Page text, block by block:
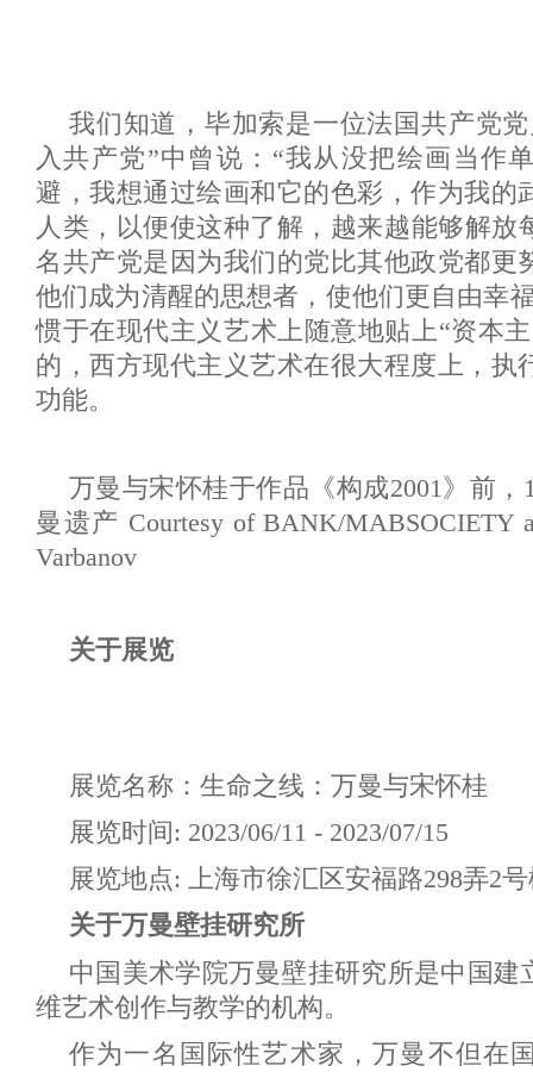
我们知道，毕加索是一位法国共产党
入共产党”中曾说：“我从没把绘画当作
避，我想通过绘画和它的色彩，作为我的
人类，以便使这种了解，越来越能够解
名共产党是因为我们的党比其他政党都更
他们成为清醒的思想者，使他们更自由幸
惯于在现代主义艺术上随意地贴上“资本
的，西方现代主义艺术在很大程度上，执
功能。
万曼与宋怀桂于作品《构成2001》前
曼遗产 Courtesy of BANK/MABSOCIETY
Varbanov
关于展览
展览名称：生命之线：万曼与宋怀桂
展览时间: 2023/06/11 - 2023/07/15
展览地点: 上海市徐汇区安福路298弄2
关于万曼壁挂研究所
中国美术学院万曼壁挂研究所是中国建
维艺术创作与教学的机构。
作为一名国际性艺术家，万曼不但在